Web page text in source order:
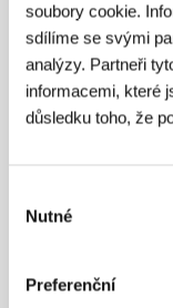
soubory cookie.
sdílíme se svými
analýzy. Partneři
informacemi, které
důsledku toho, že
souhlasu
Nutné
Preferenční
Olmo Omerzu
Kontakty